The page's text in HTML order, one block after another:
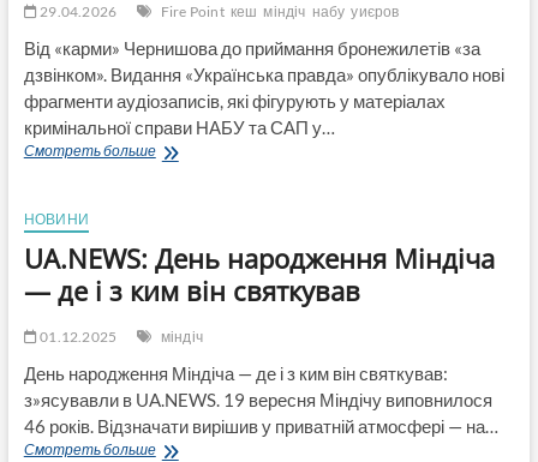
29.04.2026 Fire Point кеш міндіч набу уиєров
Від «карми» Чернишова до приймання бронежилетів «за
дзвінком». Видання «Українська правда» опублікувало нові
фрагменти аудіозаписів, які фігурують у матеріалах
кримінальної справи НАБУ та САП у…
Смотреть большеКеш-
доларів
та
«іноземний
Умєров,
частка
Міндіча
в
Fire
Point
НОВИНИ
UA.NEWS: День народження Міндіча
— де і з ким він святкував
01.12.2025 міндіч
День народження Міндіча — де і з ким він святкував:
з»ясувавли в UA.NEWS. 19 вересня Міндічу виповнилося
46 років. Відзначати вирішив у приватній атмосфері — на…
Смотреть большеUA.NEWS: